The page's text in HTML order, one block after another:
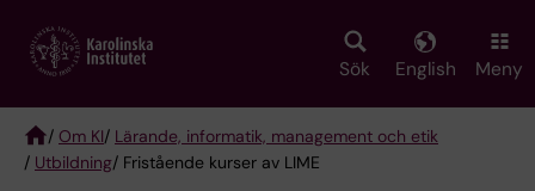
main
Sök English Meny
Breadcrumb
/ Om KI/ Lärande, informatik, management och etik
/ Utbildning/ Fristående kurser av LIME